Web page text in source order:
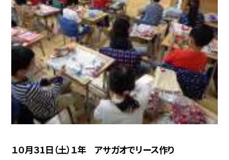
１０月３1日（土）１年 アサガオでリース作り